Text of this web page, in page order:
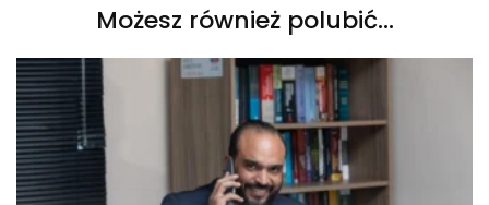
Możesz również polubić…